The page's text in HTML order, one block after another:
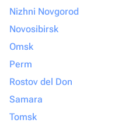
Nizhni Novgorod
Novosibirsk
Omsk
Perm
Rostov del Don
Samara
Tomsk